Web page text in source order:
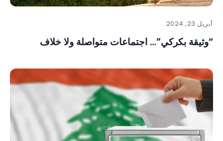
أبريل 23, 2024
“وثيقة بكركي”… اجتماعات متواصلة ولا خلاف